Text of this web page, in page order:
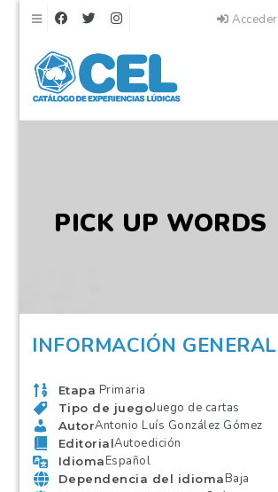
Navegación Acceder
PICK UP WORDS
INFORMACIÓN GENERAL
Etapa Primaria
Tipo de juegoJuego de cartas
AutorAntonio Luís González Gómez
EditorialAutoedición
IdiomaEspañol
Dependencia del idiomaBaja